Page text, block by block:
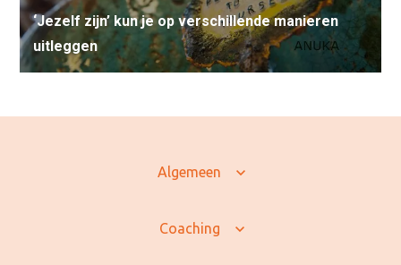
‘Jezelf zijn’ kun je op verschillende manieren
uitleggen
Algemeen
Coaching